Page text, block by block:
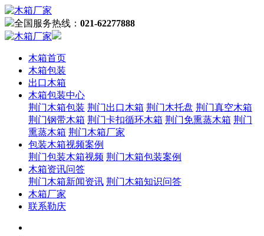
全国服务热线： 021-62277888
木箱首页
木箱包装
出口木箱
木箱包装中心
荆门木箱包装 荆门出口木箱 荆门木托盘 荆门真空木箱
荆门钢带木箱 荆门卡扣循环木箱 荆门免熏蒸木箱 荆门
熏蒸木箱 荆门木箱厂家
包装木箱视频案例
荆门包装木箱视频 荆门木箱包装案例
木箱资讯问答
荆门木箱新闻资讯 荆门木箱知识问答
木箱厂家
联系勒庆